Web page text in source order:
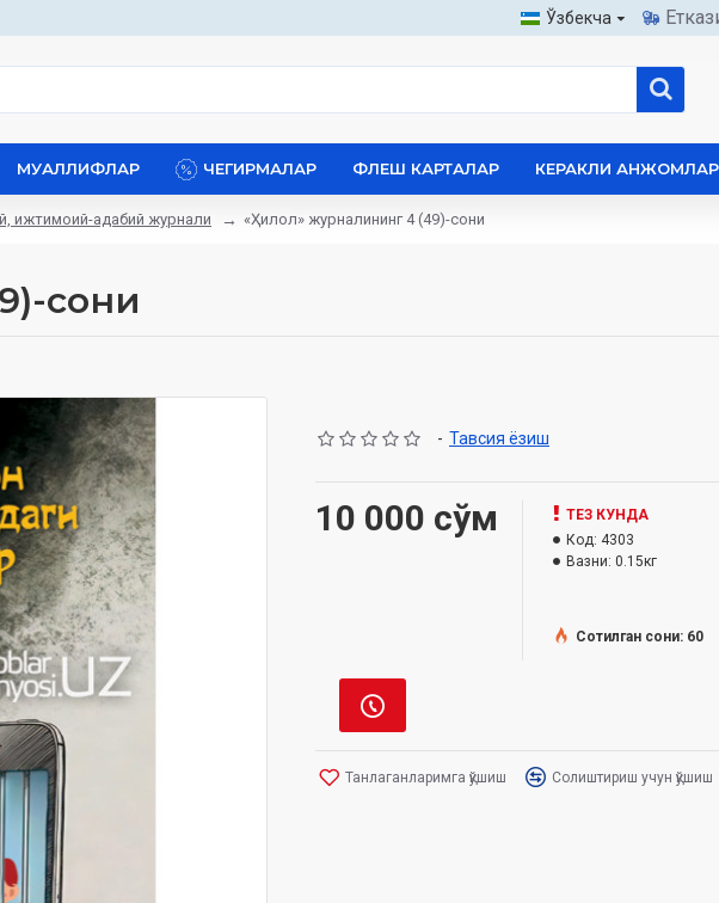
Ўзбекча
МУАЛЛИФЛАР ЧЕГИРМАЛАР ФЛЕШ КАРТАЛАР КЕРАКЛИ АНЖОМЛАР
ижтимоий-адабий журнали «Ҳилол» журналининг 4 (49)-сони
сони
- Тавсия ёзиш
10 000 сўм
ТЕЗ КУНДА
Код: 4303
Вазни: 0.15кг
Сотилган сони: 60
Танлаганларимга қўшиш Солиштириш учун қўшиш